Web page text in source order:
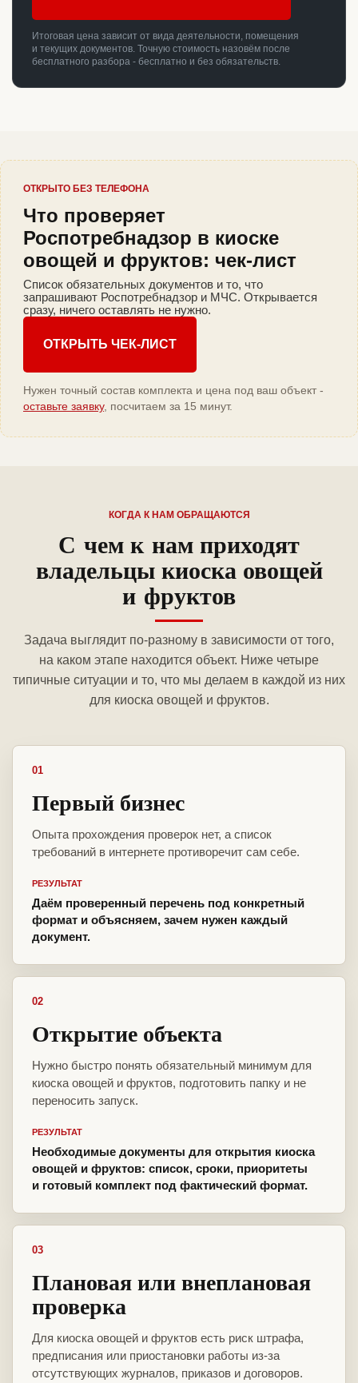
Итоговая цена зависит от вида деятельности, помещения
и текущих документов. Точную стоимость назовём после
бесплатного разбора - бесплатно и без обязательств.
ОТКРЫТО БЕЗ ТЕЛЕФОНА
Что проверяет
Роспотребнадзор в киоске
овощей и фруктов: чек-лист
Список обязательных документов и то, что
запрашивают Роспотребнадзор и МЧС. Открывается
сразу, ничего оставлять не нужно.
ОТКРЫТЬ ЧЕК-ЛИСТ
Нужен точный состав комплекта и цена под ваш объект -
оставьте заявку, посчитаем за 15 минут.
КОГДА К НАМ ОБРАЩАЮТСЯ
С чем к нам приходят
владельцы киоска овощей
и фруктов
Задача выглядит по-разному в зависимости от того,
на каком этапе находится объект. Ниже четыре
типичные ситуации и то, что мы делаем в каждой из них
для киоска овощей и фруктов.
01
Первый бизнес
Опыта прохождения проверок нет, а список
требований в интернете противоречит сам себе.
РЕЗУЛЬТАТ
Даём проверенный перечень под конкретный
формат и объясняем, зачем нужен каждый
документ.
02
Открытие объекта
Нужно быстро понять обязательный минимум для
киоска овощей и фруктов, подготовить папку и не
переносить запуск.
РЕЗУЛЬТАТ
Необходимые документы для открытия киоска
овощей и фруктов: список, сроки, приоритеты
и готовый комплект под фактический формат.
03
Плановая или внеплановая
проверка
Для киоска овощей и фруктов есть риск штрафа,
предписания или приостановки работы из-за
отсутствующих журналов, приказов и договоров.